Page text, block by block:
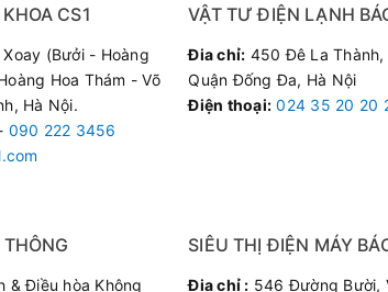
Mục Khắc Phục Sự Cố
Sâu
CS1
(Bưởi - Hoàng
Hoa Thám - Võ
Hà Nội.
090 222 3456
VẬT TƯ ĐIỆN LẠNH
Đia chỉ: 450 Đê La
Quận Đống Đa, Hà Nội
Điện thoại: 024 35 20 20
& Điều hòa Không
SIÊU THỊ ĐIỆN MÁY
Đia chỉ : 546 Đường Bười,